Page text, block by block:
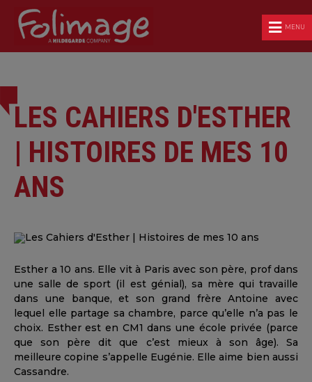
MENU
LES CAHIERS D'ESTHER
| HISTOIRES DE MES 10
ANS
Esther a 10 ans. Elle vit à Paris avec son père, prof dans
une salle de sport (il est génial), sa mère qui travaille
dans une banque, et son grand frère Antoine avec
lequel elle partage sa chambre, parce qu’elle n’a pas le
choix. Esther est en CM1 dans une école privée (parce
que son père dit que c’est mieux à son âge). Sa
meilleure copine s’appelle Eugénie. Elle aime bien aussi
Cassandre.